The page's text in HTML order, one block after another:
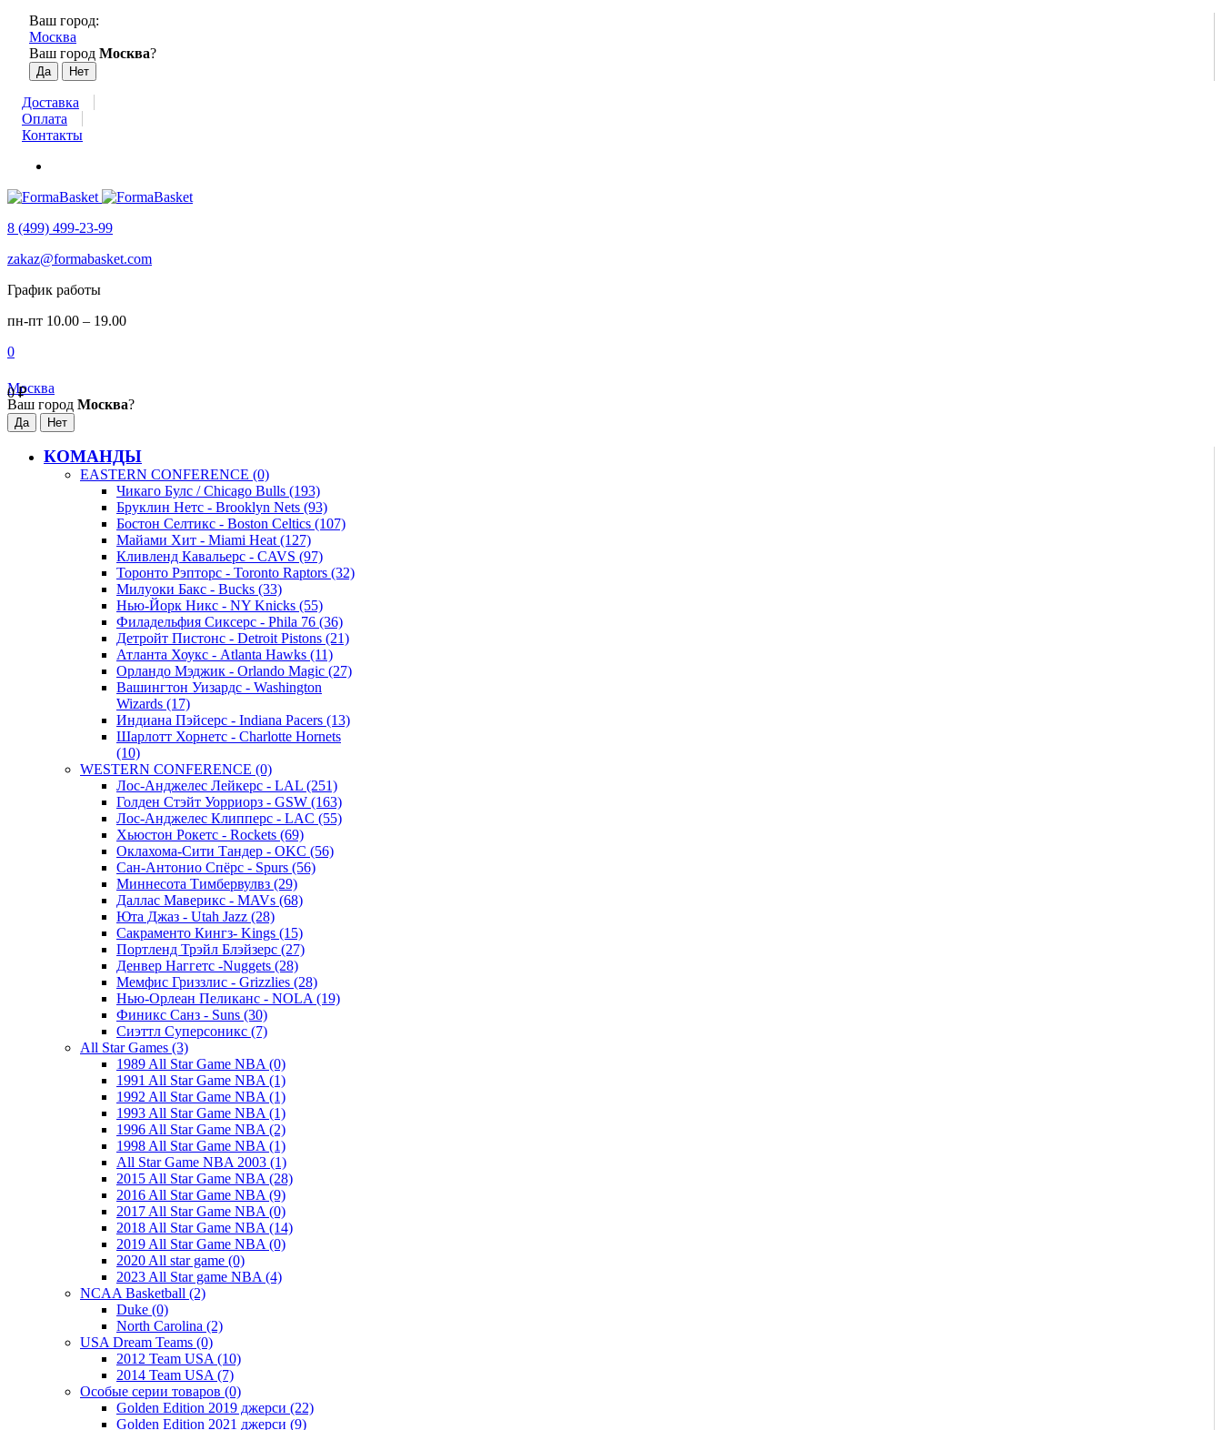
Ваш город:
Москва
Ваш город Москва?
Доставка
Оплата
Контакты
8 (499) 499-23-99
zakaz@formabasket.com
График работы
пн-пт 10.00 – 19.00
0
0₽
Москва
Ваш город Москва?
КОМАНДЫ
EASTERN CONFERENCE (0)
Чикаго Булс / Chicago Bulls (193)
Бруклин Нетс - Brooklyn Nets (93)
Бостон Селтикс - Boston Celtics (107)
Майами Хит - Miami Heat (127)
Кливленд Кавальерс - CAVS (97)
Торонто Рэпторс - Toronto Raptors (32)
Милуоки Бакс - Bucks (33)
Нью-Йорк Никс - NY Knicks (55)
Филадельфия Сиксерс - Phila 76 (36)
Детройт Пистонс - Detroit Pistons (21)
Атланта Хоукс - Atlanta Hawks (11)
Орландо Мэджик - Orlando Magic (27)
Вашингтон Уизардс - Washington
Wizards (17)
Индиана Пэйсерс - Indiana Pacers (13)
Шарлотт Хорнетс - Charlotte Hornets
(10)
WESTERN CONFERENCE (0)
Лос-Анджелес Лейкерс - LAL (251)
Голден Стэйт Уорриорз - GSW (163)
Лос-Анджелес Клипперс - LAC (55)
Хьюстон Рокетс - Rockets (69)
Оклахома-Сити Тандер - OKC (56)
Сан-Антонио Спёрс - Spurs (56)
Миннесота Тимбервулвз (29)
Даллас Маверикс - MAVs (68)
Юта Джаз - Utah Jazz (28)
Сакраменто Кингз- Kings (15)
Портленд Трэйл Блэйзерс (27)
Денвер Наггетс -Nuggets (28)
Мемфис Гриззлис - Grizzlies (28)
Нью-Орлеан Пеликанс - NOLA (19)
Финикс Санз - Suns (30)
Сиэттл Суперсоникс (7)
All Star Games (3)
1989 All Star Game NBA (0)
1991 All Star Game NBA (1)
1992 All Star Game NBA (1)
1993 All Star Game NBA (1)
1996 All Star Game NBA (2)
1998 All Star Game NBA (1)
All Star Game NBA 2003 (1)
2015 All Star Game NBA (28)
2016 All Star Game NBA (9)
2017 All Star Game NBA (0)
2018 All Star Game NBA (14)
2019 All Star Game NBA (0)
2020 All star game (0)
2023 All Star game NBA (4)
NCAA Basketball (2)
Duke (0)
North Carolina (2)
USA Dream Teams (0)
2012 Team USA (10)
2014 Team USA (7)
Особые серии товаров (0)
Golden Edition 2019 джерси (22)
Golden Edition 2021 джерси (9)